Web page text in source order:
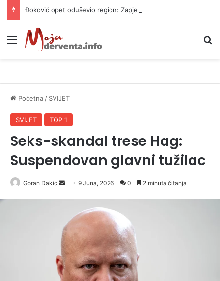
Meni
Početna / SVIJET
SVIJET TOP 1
Seks-skandal trese Hag:
Suspendovan glavni tužilac
Goran Dakic
a
e
m
9 Juna, 2026 0 2 minuta čitanja